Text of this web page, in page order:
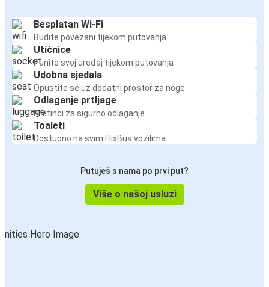
Besplatan Wi-Fi
Budite povezani tijekom putovanja
Utičnice
Punite svoj uređaj tijekom putovanja
Udobna sjedala
Opustite se uz dodatni prostor za noge
Odlaganje prtljage
Pretinci za sigurno odlaganje
Toaleti
Dostupno na svim FlixBus vozilima
Putuješ s nama po prvi put?
Više o našoj usluzi